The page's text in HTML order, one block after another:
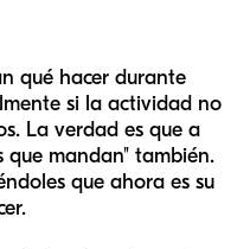
qué hacer durante
si la actividad no
La verdad es que a
que mandan" también.
que ahora es su